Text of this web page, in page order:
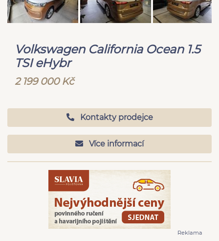
Volkswagen California Ocean 1.5
TSI eHybr
2 199 000 Kč
Kontakty prodejce
Více informací
Reklama